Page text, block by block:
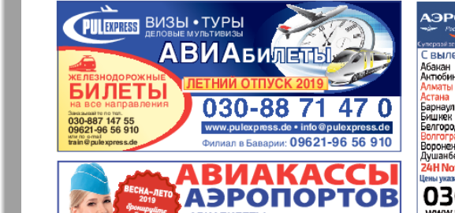
Изюм iDEAL
Клан КП в Европе
Kulinar TV Kurorte aktuell
Мила
Мир отдыха и